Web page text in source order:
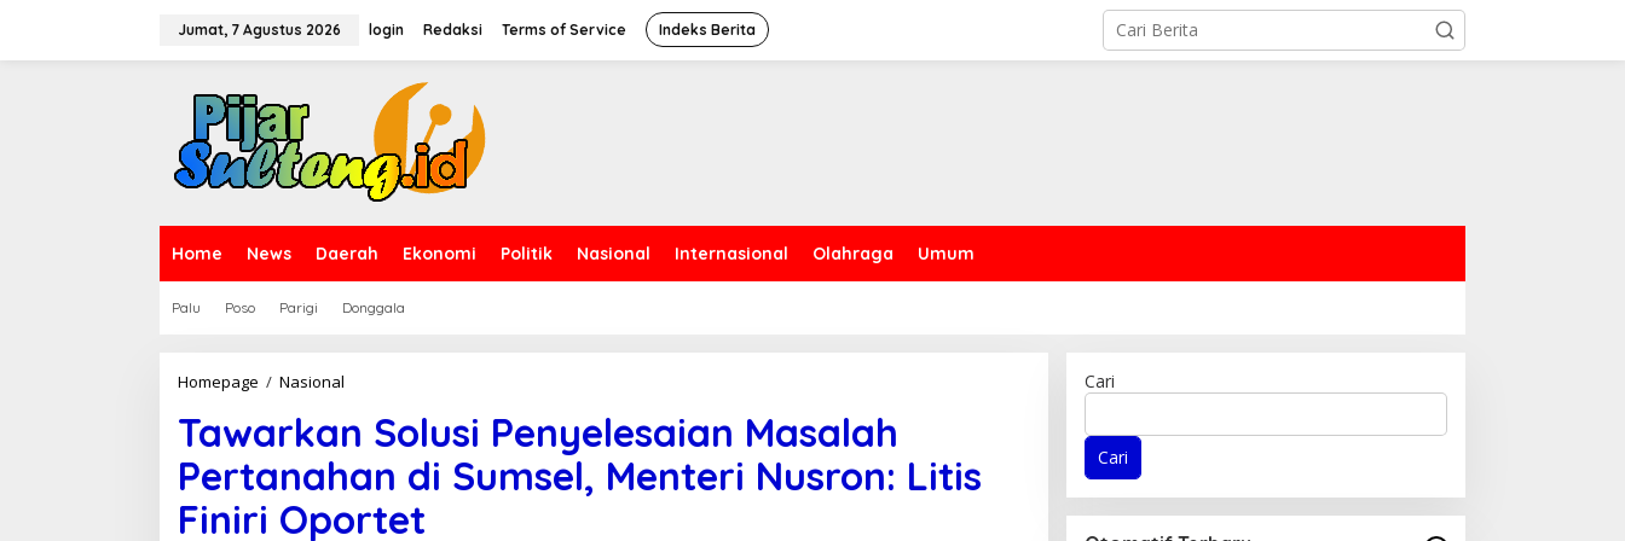
Jumat, 7 Agustus 2026 login Redaksi Terms of Service Indeks Berita
Home News Daerah Ekonomi Politik Nasional Internasional Olahraga Umum
Palu Poso Parigi Donggala
Homepage / Nasional
w
a
r
k
a
n
Tawarkan Solusi Penyelesaian Masalah
Pertanahan di Sumsel, Menteri Nusron: Litis
Finiri Oportet
Cari
Cari